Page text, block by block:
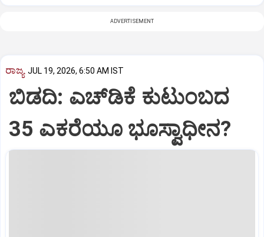
ADVERTISEMENT
ರಾಜ್ಯ JUL 19, 2026, 6:50 AM IST
ಬಿಡದಿ: ಎಚ್‌ಡಿಕೆ ಕುಟುಂಬದ
35 ಎಕರೆಯೂ ಭೂಸ್ವಾಧೀನ?